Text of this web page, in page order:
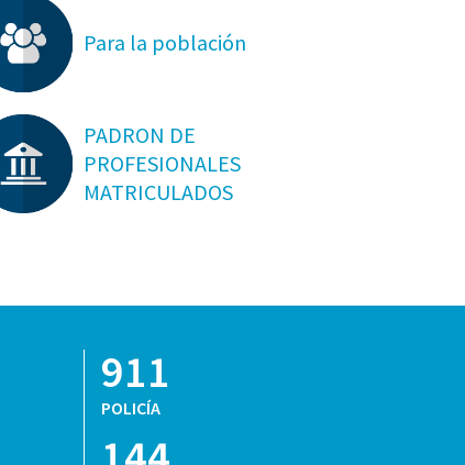
Para la población
PADRON DE
PROFESIONALES
MATRICULADOS
911
POLICÍA